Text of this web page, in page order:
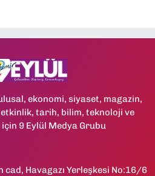
ekonomi, siyaset, magazin,
tarih, bilim, teknoloji ve
9 Eylül Medya Grubu
cad, Havagazı Yerleşkesi No:16/6